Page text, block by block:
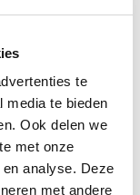
te
media te bieden
Ook delen we
met onze
analyse. Deze
met andere